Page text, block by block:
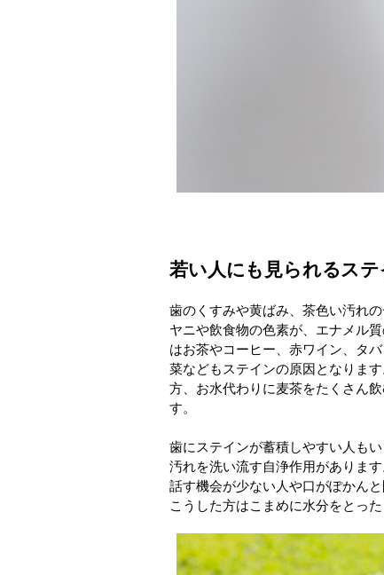
若い人にも見られるス
歯のくすみや黄ばみ、茶色い汚れ
ヤニや飲食物の色素が、エナメル
はお茶やコーヒー、赤ワイン、タ
菜などもステインの原因となりま
方、お水代わりに麦茶をたくさん
す。
歯にステインが蓄積しやすい人も
汚れを洗い流す自浄作用がありま
話す機会が少ない人や口がぽかん
こうした方はこまめに水分をとっ